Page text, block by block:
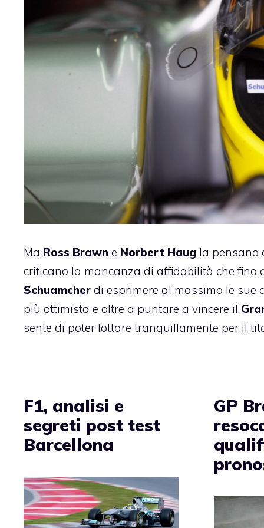
Ma Ross Brawn e Norbert Haug la pensano
criticano la mancanza di affidabilità che fino
Schuamcher di esprimere al massimo le sue
più ottimista e oltre a puntare a vincere il
sente di poter lottare tranquillamente per il
F1, analisi e
segreti post test
Barcellona
GP